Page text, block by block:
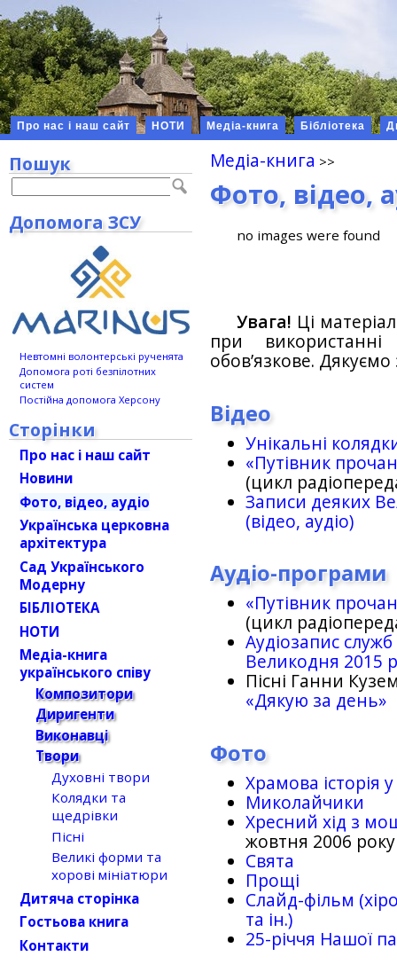
Про нас і наш сайт НОТИ Медіа-книга Бібліотека
Медіа-книга
Фото, відео,
no images were found
Увага! Ці
при
обов’язкове.
Відео
Унікальні
«Путівник
(цикл
Записи деяких
(відео, аудіо)
Аудіо-програми
«Путівник
(цикл
Аудіозапис
Великодня 2015
Пісні Ганни
«Дякую за день»
Фото
Храмова історія
Миколайчики
Хресний хід з
жовтня 2006 року
Свята
Прощі
Слайд-фільм
та ін.)
25-рiччя Нашої
Пошук
Допомога ЗСУ
Невтомні волонтерські рученята
Допомога роті безпілотних
систем
Постійна допомога Херсону
Сторінки
Про нас і наш сайт
Новини
Фото, відео, аудіо
Українська церковна
архітектура
Сад Українського
Модерну
БІБЛІОТЕКА
НОТИ
Медіа-книга
українського співу
Композитори
Диригенти
Виконавці
Твори
Духовні твори
Колядки та
щедрівки
Пісні
Великі форми та
хорові мініатюри
Дитяча сторінка
Гостьова книга
Контакти